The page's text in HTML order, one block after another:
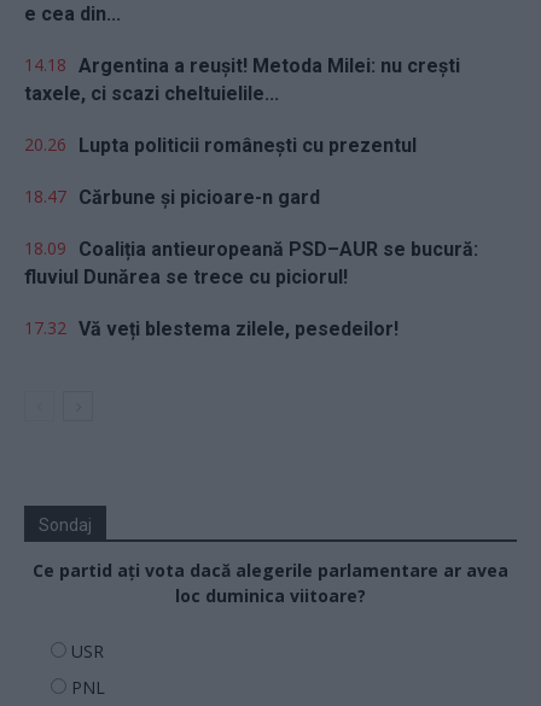
e cea din...
14.18 Argentina a reușit! Metoda Milei: nu crești
taxele, ci scazi cheltuielile...
20.26 Lupta politicii românești cu prezentul
18.47 Cărbune și picioare-n gard
18.09
Coaliția antieuropeană PSD–AUR se bucură:
fluviul Dunărea se trece cu piciorul!
17.32 Vă veți blestema zilele, pesedeilor!
Sondaj
Ce partid ați vota dacă alegerile parlamentare ar avea
loc duminica viitoare?
USR
PNL